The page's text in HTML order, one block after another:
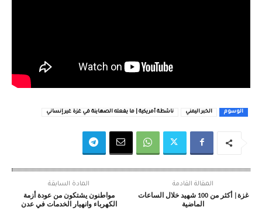
الوسوم الخبر اليمني ناشطة أمريكية | ما يفعله الصهاينة في غزة غير إنساني
المادة السابقة
مواطنون يشتكون من عودة أزمة
الكهرباء وانهيار الخدمات في عدن
المقالة القادمة
غزة| أكثر من 100 شهيد خلال الساعات
الماضية